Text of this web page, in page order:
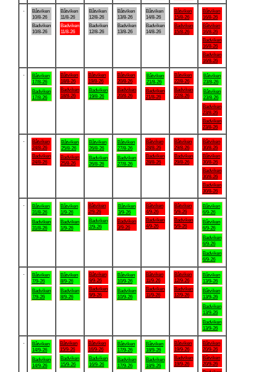
Båtviken
10/8-26
Badviken
10/8-26
Båtviken
11/8-26
Badviken
11/8-26
Båtviken
12/8-26
Badviken
12/8-26
Båtviken
13/8-26
Badviken
13/8-26
Båtviken
14/8-26
Badviken
14/8-26
Båtviken
15/8-26
Badviken
15/8-26
Båtviken
16/8-26
Båtviken
16/8-26
Badviken
16/8-26
Badviken
16/8-26
Båtviken
17/8-26
Badviken
17/8-26
Båtviken
18/8-26
Badviken
18/8-26
Båtviken
19/8-26
Badviken
19/8-26
Båtviken
20/8-26
Badviken
20/8-26
Båtviken
21/8-26
Badviken
21/8-26
Båtviken
22/8-26
Badviken
22/8-26
Båtviken
23/8-26
Båtviken
23/8-26
Badviken
23/8-26
Badviken
23/8-26
Båtviken
24/8-26
Badviken
24/8-26
Båtviken
25/8-26
Badviken
25/8-26
Båtviken
26/8-26
Badviken
26/8-26
Båtviken
27/8-26
Badviken
27/8-26
Båtviken
28/8-26
Badviken
28/8-26
Båtviken
29/8-26
Badviken
29/8-26
Båtviken
30/8-26
Båtviken
30/8-26
Badviken
30/8-26
Badviken
30/8-26
Båtviken
31/8-26
Badviken
31/8-26
Båtviken
1/9-26
Badviken
1/9-26
Båtviken
2/9-26
Badviken
2/9-26
Båtviken
3/9-26
Badviken
3/9-26
Båtviken
4/9-26
Badviken
4/9-26
Båtviken
5/9-26
Badviken
5/9-26
Båtviken
6/9-26
Båtviken
6/9-26
Badviken
6/9-26
Badviken
6/9-26
Båtviken
7/9-26
Badviken
7/9-26
Båtviken
8/9-26
Badviken
8/9-26
Båtviken
9/9-26
Badviken
9/9-26
Båtviken
10/9-26
Badviken
10/9-26
Båtviken
11/9-26
Badviken
11/9-26
Båtviken
12/9-26
Badviken
12/9-26
Båtviken
13/9-26
Båtviken
13/9-26
Badviken
13/9-26
Badviken
13/9-26
Båtviken
14/9-26
Badviken
14/9-26
Båtviken
15/9-26
Badviken
15/9-26
Båtviken
16/9-26
Badviken
16/9-26
Båtviken
17/9-26
Badviken
17/9-26
Båtviken
18/9-26
Badviken
18/9-26
Båtviken
19/9-26
Badviken
19/9-26
Båtviken
20/9-26
Båtviken
20/9-26